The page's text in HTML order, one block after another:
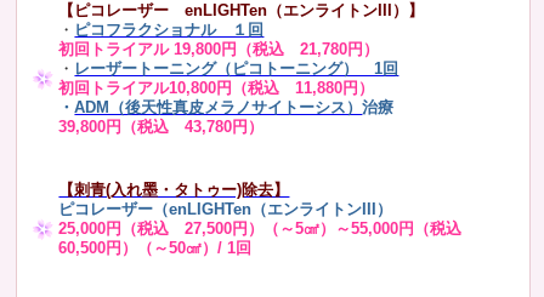
【ピコレーザー enLIGHTen（エンライトンIII）】
・ ピコフラクショナル １回
初回トライアル 19,800円（税込 21,780円）
・ レーザートーニング（ピコトーニング） 1回
初回トライアル10,800円（税込 11,880円）
・ADM（後天性真皮メラノサイトーシス）治療
39,800円（税込 43,780円）
【刺青(入れ墨・タトゥー)除去】
ピコレーザー（enLIGHTen（エンライトンIII）
25,000円（税込 27,500円）（～5㎠）～55,000円（税込
60,500円）（～50㎠）/ 1回